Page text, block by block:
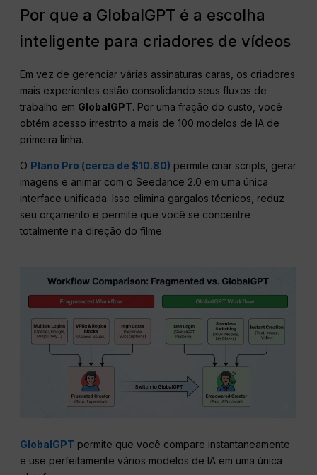
Por que a GlobalGPT é a escolha
inteligente para criadores de vídeos
Em vez de gerenciar várias assinaturas caras, os criadores
mais experientes estão consolidando seus fluxos de
trabalho em GlobalGPT. Por uma fração do custo, você
obtém acesso irrestrito a mais de 100 modelos de IA de
primeira linha.
O Plano Pro (cerca de $10.80) permite criar scripts, gerar
imagens e animar com o Seedance 2.0 em uma única
interface unificada. Isso elimina gargalos técnicos, reduz
seu orçamento e permite que você se concentre
totalmente na direção do filme.
GlobalGPT permite que você compare instantaneamente
e use perfeitamente vários modelos de IA em uma única